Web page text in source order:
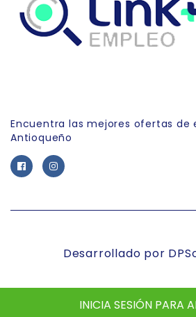
Encuentra las mejores ofertas de
Antioqueño
Desarrollado por
INICIA SESIÓN PARA